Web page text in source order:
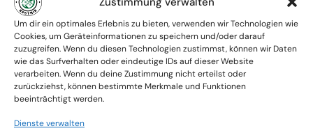
Um dir ein optimales Erlebnis zu bieten, verwenden wir Technologien wie
Cookies, um Geräteinformationen zu speichern und/oder darauf
zuzugreifen. Wenn du diesen Technologien zustimmst, können wir Daten
wie das Surfverhalten oder eindeutige IDs auf dieser Website
verarbeiten. Wenn du deine Zustimmung nicht erteilst oder
zurückziehst, können bestimmte Merkmale und Funktionen
beeinträchtigt werden.
Dienste verwalten
Know-how
Verfügbarkeit: Österreichweit
Absolute Diskretion & keine
Zusammenarbeit mit Ämtern ohne
Einverständnis